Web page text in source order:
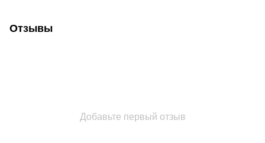
Отзывы
Добавьте первый отзыв